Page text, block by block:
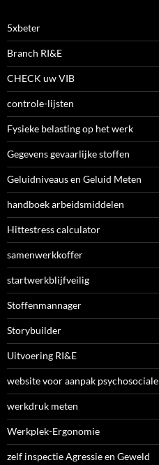
5xbeter
Branch RI&E
CHECK uw VIB
controle-lijsten
Fysieke belasting op het werk
Gegevens gevaarlijke stoffen
Geluidniveaus en Geluid Meten
handboek arbeidsmiddelen
Hittestress calculator
samenwerkkoffer
startwerkblijfveilig
Stoffenmannager
Storybuilder
Uitvoering RI&E
website voor aanpak psychosociale
werkdruk meten
Werkplek-Ergonomie
zelf inspectie Agressie en Geweld